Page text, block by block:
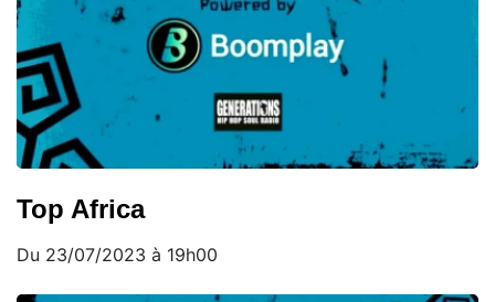
Top Africa
Du 23/07/2023 à 19h00